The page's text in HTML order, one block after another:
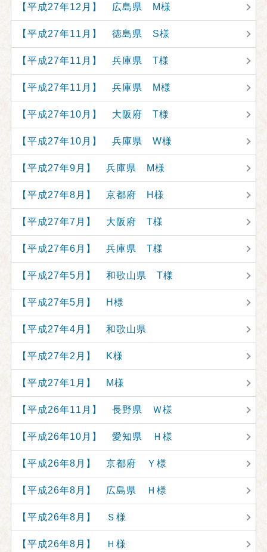
【平成27年12月】 広島県 M様
【平成27年11月】 徳島県 S様
【平成27年11月】 兵庫県 T様
【平成27年11月】 兵庫県 M様
【平成27年10月】 大阪府 T様
【平成27年10月】 兵庫県 W様
【平成27年9月】 兵庫県 M様
【平成27年8月】 京都府 H様
【平成27年7月】 大阪府 T様
【平成27年6月】 兵庫県 T様
【平成27年5月】 和歌山県 T様
【平成27年5月】 H様
【平成27年4月】 和歌山県
【平成27年2月】 K様
【平成27年1月】 M様
【平成26年11月】 長野県 Ｗ様
【平成26年10月】 愛知県 Ｈ様
【平成26年8月】 京都府 Ｙ様
【平成26年8月】 広島県 Ｈ様
【平成26年8月】 Ｓ様
【平成26年8月】 Ｈ様